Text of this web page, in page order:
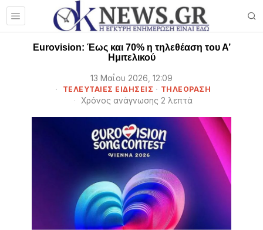
Eurovision: Έως και 70% η τηλεθέαση του Α’
Ημιτελικού
13 Μαΐου 2026, 12:09
ΤΕΛΕΥΤΑΙΕΣ ΕΙΔΗΣΕΙΣ · ΤΗΛΕΟΡΑΣΗ
Χρόνος ανάγνωσης 2 λεπτά